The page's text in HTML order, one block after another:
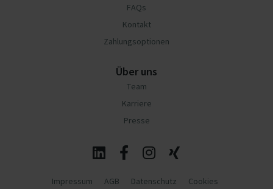
FAQs
Kontakt
Zahlungsoptionen
Über uns
Team
Karriere
Presse
Impressum AGB Datenschutz Cookies